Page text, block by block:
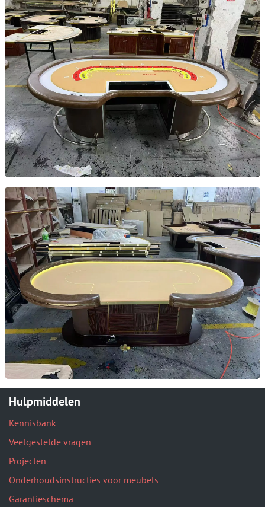
Hulpmiddelen
Kennisbank
Veelgestelde vragen
Projecten
Onderhoudsinstructies voor meubels
Garantieschema